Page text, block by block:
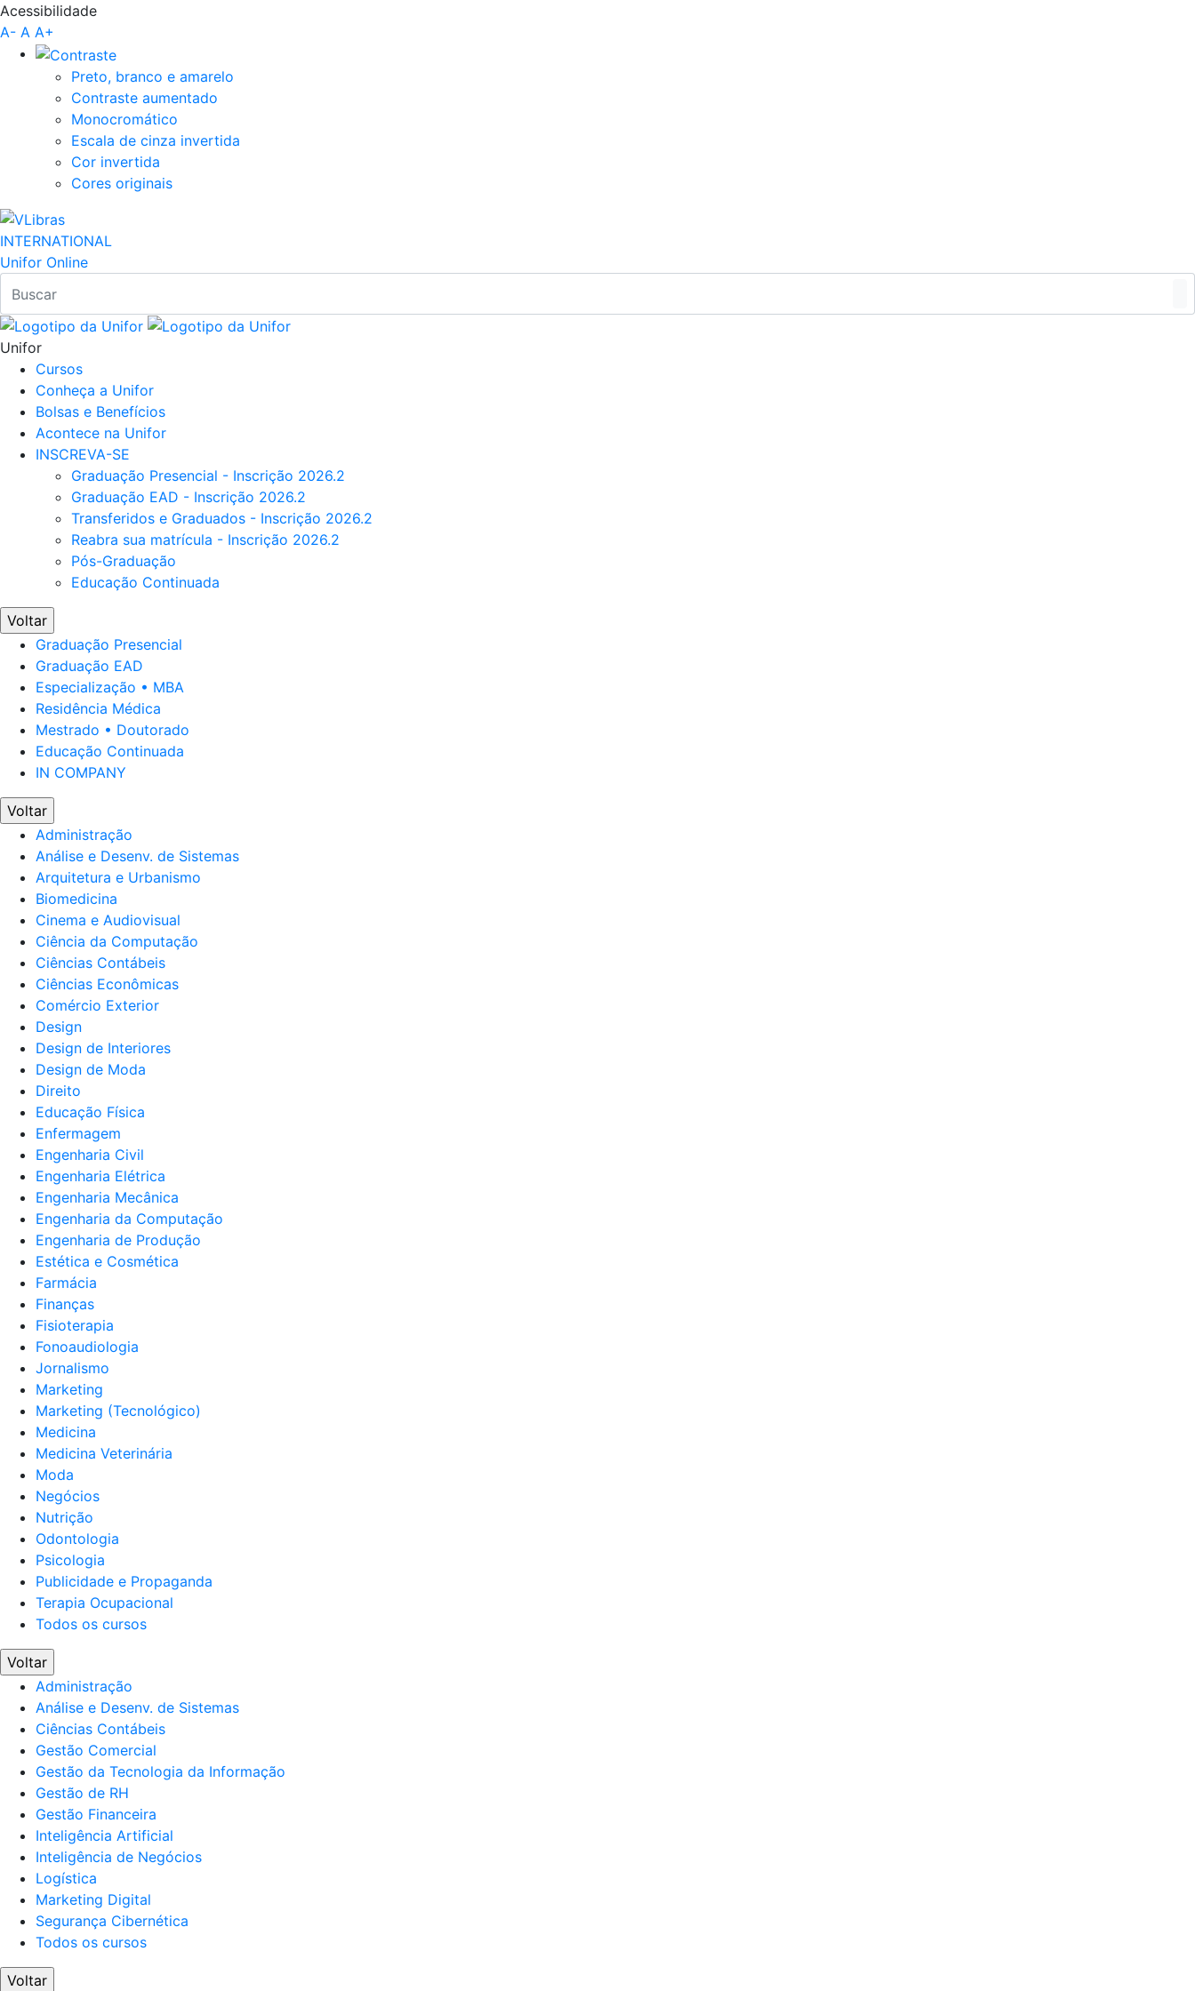
Pular para o Conteúdo principal
Acessibilidade
A- A A+
Preto, branco e amarelo
Contraste aumentado
Monocromático
Escala de cinza invertida
Cor invertida
Cores originais
INTERNATIONAL
Unifor Online
Unifor
Cursos
Conheça a Unifor
Bolsas e Benefícios
Acontece na Unifor
INSCREVA-SE
Graduação Presencial - Inscrição 2026.2
Graduação EAD - Inscrição 2026.2
Transferidos e Graduados - Inscrição 2026.2
Reabra sua matrícula - Inscrição 2026.2
Pós-Graduação
Educação Continuada
Voltar
Graduação Presencial
Graduação EAD
Especialização • MBA
Residência Médica
Mestrado • Doutorado
Educação Continuada
IN COMPANY
Voltar
Administração
Análise e Desenv. de Sistemas
Arquitetura e Urbanismo
Biomedicina
Cinema e Audiovisual
Ciência da Computação
Ciências Contábeis
Ciências Econômicas
Comércio Exterior
Design
Design de Interiores
Design de Moda
Direito
Educação Física
Enfermagem
Engenharia Civil
Engenharia Elétrica
Engenharia Mecânica
Engenharia da Computação
Engenharia de Produção
Estética e Cosmética
Farmácia
Finanças
Fisioterapia
Fonoaudiologia
Jornalismo
Marketing
Marketing (Tecnológico)
Medicina
Medicina Veterinária
Moda
Negócios
Nutrição
Odontologia
Psicologia
Publicidade e Propaganda
Terapia Ocupacional
Todos os cursos
Voltar
Administração
Análise e Desenv. de Sistemas
Ciências Contábeis
Gestão Comercial
Gestão da Tecnologia da Informação
Gestão de RH
Gestão Financeira
Inteligência Artificial
Inteligência de Negócios
Logística
Marketing Digital
Segurança Cibernética
Todos os cursos
Voltar